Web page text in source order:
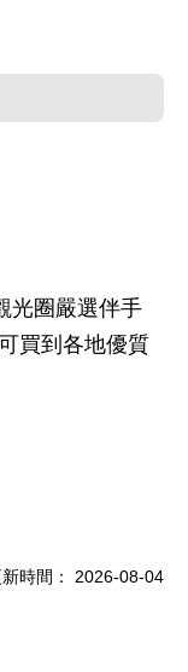
光圈嚴選伴手
買到各地優質
時間： 2026-08-04